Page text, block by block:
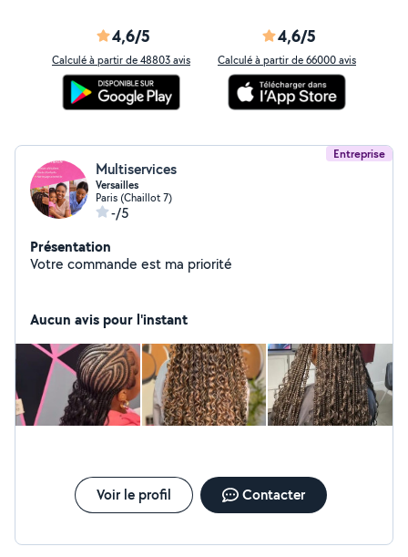
4,6/5
Calculé à partir de 48803 avis
4,6/5
Calculé à partir de 66000 avis
Entreprise
Multiservices
Versailles
Paris (Chaillot 7)
-/5
Présentation
Votre commande est ma priorité
Aucun avis pour l'instant
Voir le profil Contacter